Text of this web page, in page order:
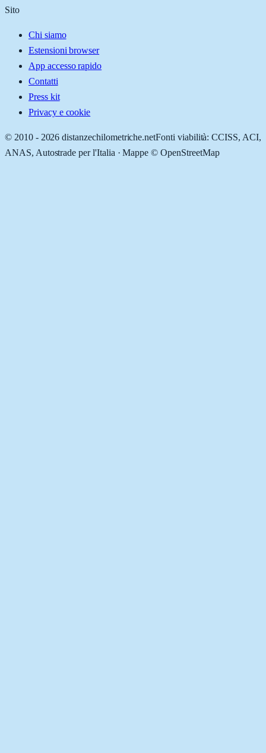
Sito
Chi siamo
Estensioni browser
App accesso rapido
Contatti
Press kit
Privacy e cookie
© 2010 - 2026 distanzechilometriche.netFonti viabilità: CCISS, ACI,
ANAS, Autostrade per l'Italia · Mappe © OpenStreetMap